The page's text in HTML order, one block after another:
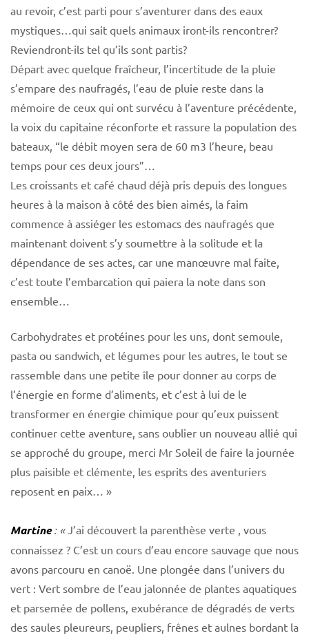
au revoir, c’est parti pour s’aventurer dans des eaux
mystiques…qui sait quels animaux iront-ils rencontrer?
Reviendront-ils tel qu’ils sont partis?
Départ avec quelque fraîcheur, l’incertitude de la pluie
s’empare des naufragés, l’eau de pluie reste dans la
mémoire de ceux qui ont survécu à l’aventure précédente,
la voix du capitaine réconforte et rassure la population des
bateaux, “le débit moyen sera de 60 m3 l’heure, beau
temps pour ces deux jours”…
Les croissants et café chaud déjà pris depuis des longues
heures à la maison à côté des bien aimés, la faim
commence à assiéger les estomacs des naufragés que
maintenant doivent s’y soumettre à la solitude et la
dépendance de ses actes, car une manœuvre mal faite,
c’est toute l’embarcation qui paiera la note dans son
ensemble…
Carbohydrates et protéines pour les uns, dont semoule,
pasta ou sandwich, et légumes pour les autres, le tout se
rassemble dans une petite île pour donner au corps de
l’énergie en forme d’aliments, et c’est à lui de le
transformer en énergie chimique pour qu’eux puissent
continuer cette aventure, sans oublier un nouveau allié qui
se approché du groupe, merci Mr Soleil de faire la journée
plus paisible et clémente, les esprits des aventuriers
reposent en paix… »
Martine: « J’ai découvert la parenthèse verte , vous
connaissez ? C’est un cours d’eau encore sauvage que nous
avons parcouru en canoë. Une plongée dans l’univers du
vert : Vert sombre de l’eau jalonnée de plantes aquatiques
et parsemée de pollens, exubérance de dégradés de verts
des saules pleureurs, peupliers, frênes et aulnes bordant la